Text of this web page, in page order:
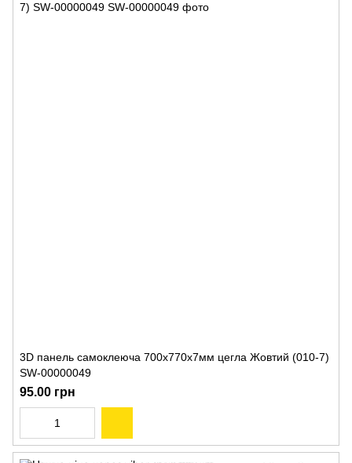
3D панель самоклеюча 700х770х7мм цегла Жовтий (010-7)
SW-00000049
95.00 грн